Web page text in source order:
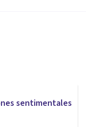
sentimentales